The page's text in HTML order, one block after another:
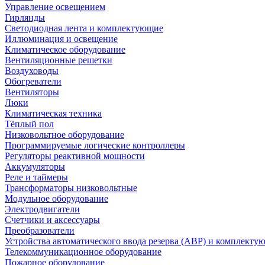
Управление освещением
Гирлянды
Светодиодная лента и комплектующие
Иллюминация и освещение
Климатическое оборудование
Вентиляционные решетки
Воздуховоды
Обогреватели
Вентиляторы
Люки
Климатическая техника
Тёплый пол
Низковольтное оборудование
Программируемые логические контроллеры
Регуляторы реактивной мощности
Аккумуляторы
Реле и таймеры
Трансформаторы низковольтные
Модульное оборудование
Электродвигатели
Счетчики и аксессуары
Преобразователи
Устройства автоматического ввода резерва (АВР) и
Телекоммуникационное оборудование
Пожарное оборудование